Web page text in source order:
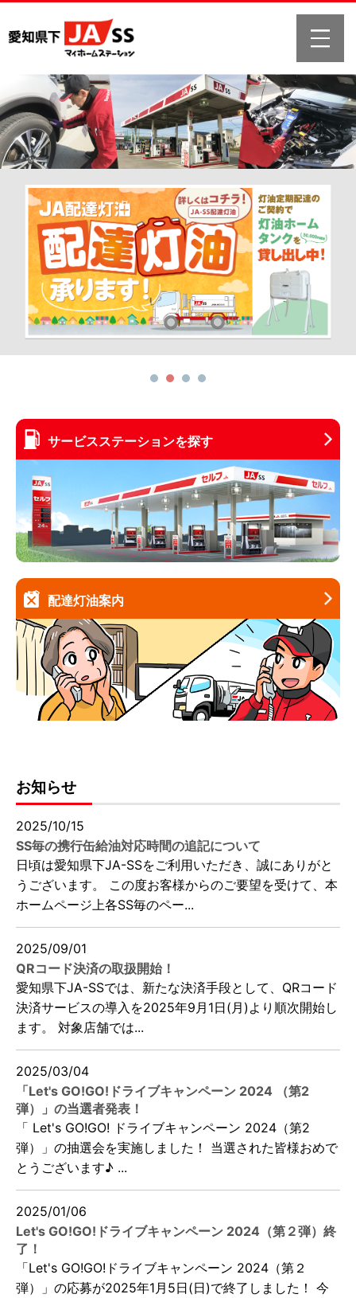
サービスステーションを探す
配達灯油案内
お知らせ
2025/10/15
SS毎の携行缶給油対応時間の追記について
日頃は愛知県下JA-SSをご利用いただき、誠にありがと
うございます。 この度お客様からのご要望を受けて、本
ホームページ上各SS毎のペー...
2025/09/01
QRコード決済の取扱開始！
愛知県下JA-SSでは、新たな決済手段として、QRコード
決済サービスの導入を2025年9月1日(月)より順次開始し
ます。 対象店舗では...
2025/03/04
「Let's GO!GO!ドライブキャンペーン 2024 （第2
弾）」の当選者発表！
「 Let's GO!GO! ドライブキャンペーン 2024（第2
弾）」の抽選会を実施しました！ 当選された皆様おめで
とうございます♪ ...
2025/01/06
Let's GO!GO!ドライブキャンペーン 2024（第２弾）終
了！
「Let's GO!GO!ドライブキャンペーン 2024（第２
弾）」の応募が2025年1月5日(日)で終了しました！ 今